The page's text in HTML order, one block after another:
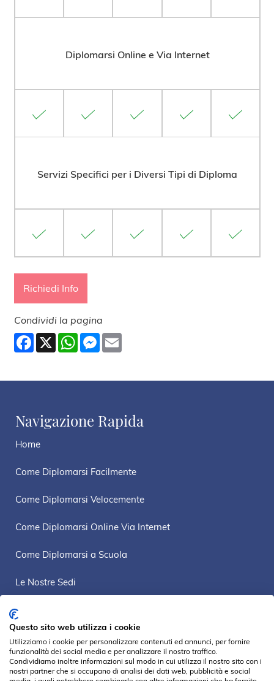
Diplomarsi Online e Via Internet
Servizi Specifici per i Diversi Tipi di Diploma
Richiedi Info
Condividi la pagina
Facebook
X WhatsAppMessenger
Navigazione Rapida
Home
Come Diplomarsi Facilmente
Come Diplomarsi Velocemente
Come Diplomarsi Online Via Internet
Come Diplomarsi a Scuola
Le Nostre Sedi
Mappa Sito
Privacy Policy
Questo sito web utilizza i cookie
Utilizziamo i cookie per personalizzare contenuti ed annunci, per fornire
funzionalità dei social media e per analizzare il nostro traffico.
Condividiamo inoltre informazioni sul modo in cui utilizza il nostro sito con i
nostri partner che si occupano di analisi dei dati web, pubblicità e social